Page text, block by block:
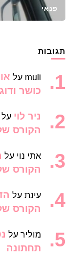
פנאי
תגובות
muli על
כושר
ניר לוי על
הקורס
אתי נוי על
הקורס
עינת על
הקורס
מוליר על
תחתונה